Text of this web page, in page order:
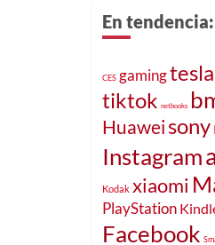
En tendencia:
CES gamingtesla
tiktok netbooks
Huawei sony
Instagram
Kodak xiaomi
PlayStation
Facebook